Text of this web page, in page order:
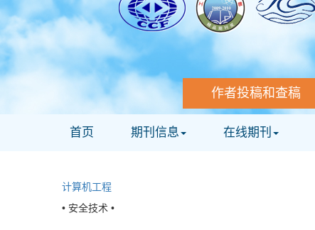
作者投稿和查稿
首页 期刊信息 在线期刊
计算机工程
• 安全技术 •